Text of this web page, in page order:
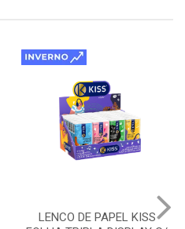
LENCO DE PAPEL KISS